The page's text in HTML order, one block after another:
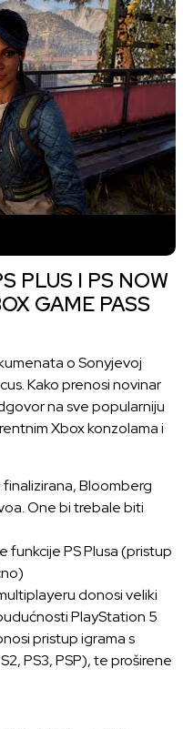
PLUS I PS NOW
GAME PASS
o Sonyjevoj
Kako prenosi novinar
na sve popularniju
Xbox konzolama i
Bloomberg
One bi trebale biti
funkcije PS Plusa (pristup
donosi veliki
PlayStation 5
pristup igrama s
PS3, PSP), te proširene